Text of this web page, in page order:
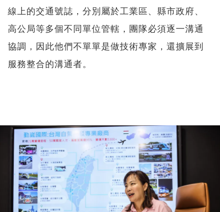
線上的交通號誌，分別屬於工業區、縣市政府、
高公局等多個不同單位管轄，團隊必須逐一溝通
協調，因此他們不單單是做技術專家，還擴展到
服務整合的溝通者。